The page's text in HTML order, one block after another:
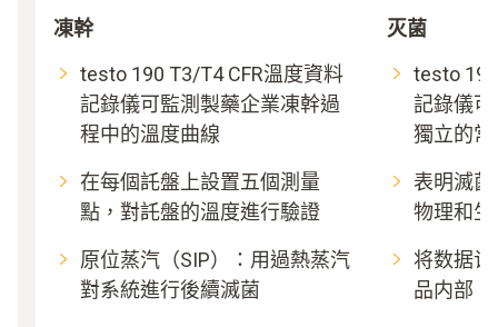
凍幹
testo 190 T3/T4 CFR溫度資料
記錄儀可監測製藥企業凍幹過
程中的溫度曲線
在每個託盤上設置五個測量
點，對託盤的溫度進行驗證
原位蒸汽（SIP）：用過熱蒸汽
對系統進行後續滅菌
灭菌
testo
記錄儀
獨立的
表明滅
物理和
将数据
品内部